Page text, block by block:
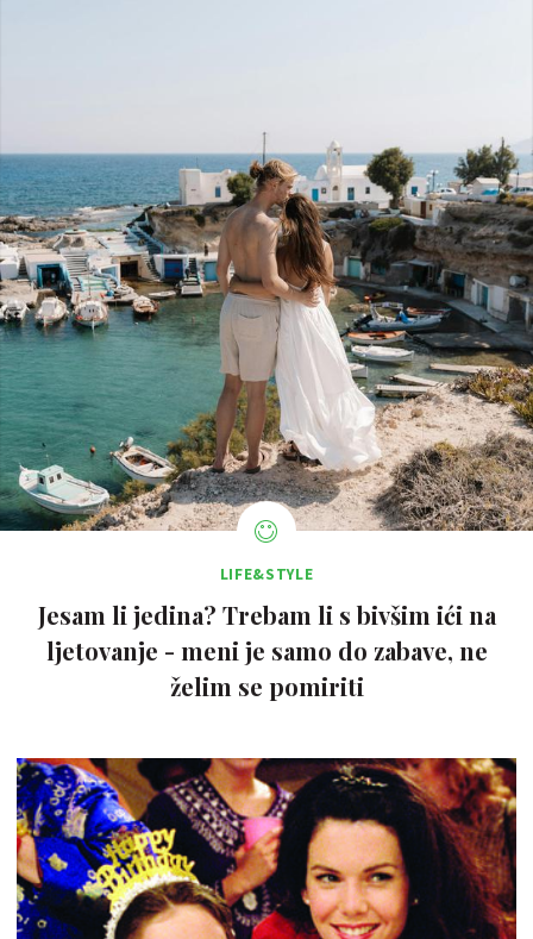
LIFE&STYLE
Jesam li jedina? Trebam li s bivšim ići na
ljetovanje - meni je samo do zabave, ne
želim se pomiriti